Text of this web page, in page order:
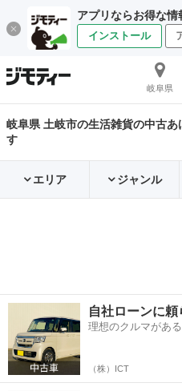
アプリならお得な情
インストール
岐阜県
岐阜県 土岐市の生活雑貨の中古あ
す
エリア ジャンル
自社ローンに
理想のクルマがあ
（株）ICT